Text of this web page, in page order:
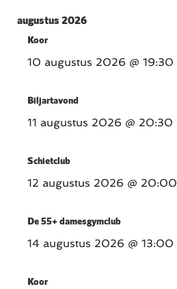
augustus 2026
Koor
10 augustus 2026 @ 19:30
Biljartavond
11 augustus 2026 @ 20:30
Schietclub
12 augustus 2026 @ 20:00
De 55+ damesgymclub
14 augustus 2026 @ 13:00
Koor